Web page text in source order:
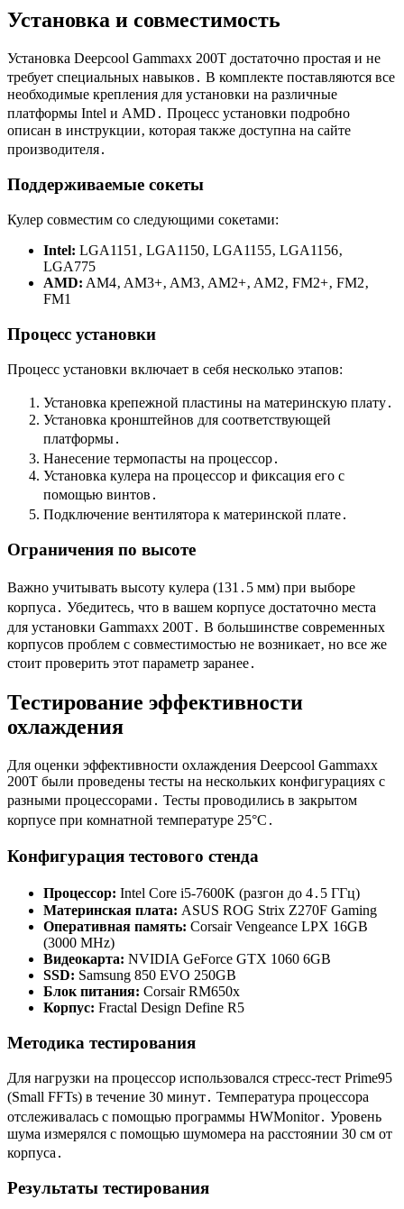
Установка и совместимость
Установка Deepcool Gammaxx 200T достаточно простая и не
требует специальных навыков․ В комплекте поставляются все
необходимые крепления для установки на различные
платформы Intel и AMD․ Процесс установки подробно
описан в инструкции‚ которая также доступна на сайте
производителя․
Поддерживаемые сокеты
Кулер совместим со следующими сокетами:
Intel: LGA1151‚ LGA1150‚ LGA1155‚ LGA1156‚
LGA775
AMD: AM4‚ AM3+‚ AM3‚ AM2+‚ AM2‚ FM2+‚ FM2‚
FM1
Процесс установки
Процесс установки включает в себя несколько этапов:
Установка крепежной пластины на материнскую плату․
Установка кронштейнов для соответствующей
платформы․
Нанесение термопасты на процессор․
Установка кулера на процессор и фиксация его с
помощью винтов․
Подключение вентилятора к материнской плате․
Ограничения по высоте
Важно учитывать высоту кулера (131․5 мм) при выборе
корпуса․ Убедитесь‚ что в вашем корпусе достаточно места
для установки Gammaxx 200T․ В большинстве современных
корпусов проблем с совместимостью не возникает‚ но все же
стоит проверить этот параметр заранее․
Тестирование эффективности
охлаждения
Для оценки эффективности охлаждения Deepcool Gammaxx
200T были проведены тесты на нескольких конфигурациях с
разными процессорами․ Тесты проводились в закрытом
корпусе при комнатной температуре 25°C․
Конфигурация тестового стенда
Процессор: Intel Core i5-7600K (разгон до 4․5 ГГц)
Материнская плата: ASUS ROG Strix Z270F Gaming
Оперативная память: Corsair Vengeance LPX 16GB
(3000 MHz)
Видеокарта: NVIDIA GeForce GTX 1060 6GB
SSD: Samsung 850 EVO 250GB
Блок питания: Corsair RM650x
Корпус: Fractal Design Define R5
Методика тестирования
Для нагрузки на процессор использовался стресс-тест Prime95
(Small FFTs) в течение 30 минут․ Температура процессора
отслеживалась с помощью программы HWMonitor․ Уровень
шума измерялся с помощью шумомера на расстоянии 30 см от
корпуса․
Результаты тестирования